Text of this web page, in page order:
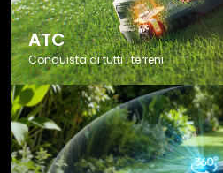
ATC
Conquista di tutti i terreni